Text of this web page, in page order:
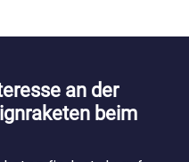
an der
beim